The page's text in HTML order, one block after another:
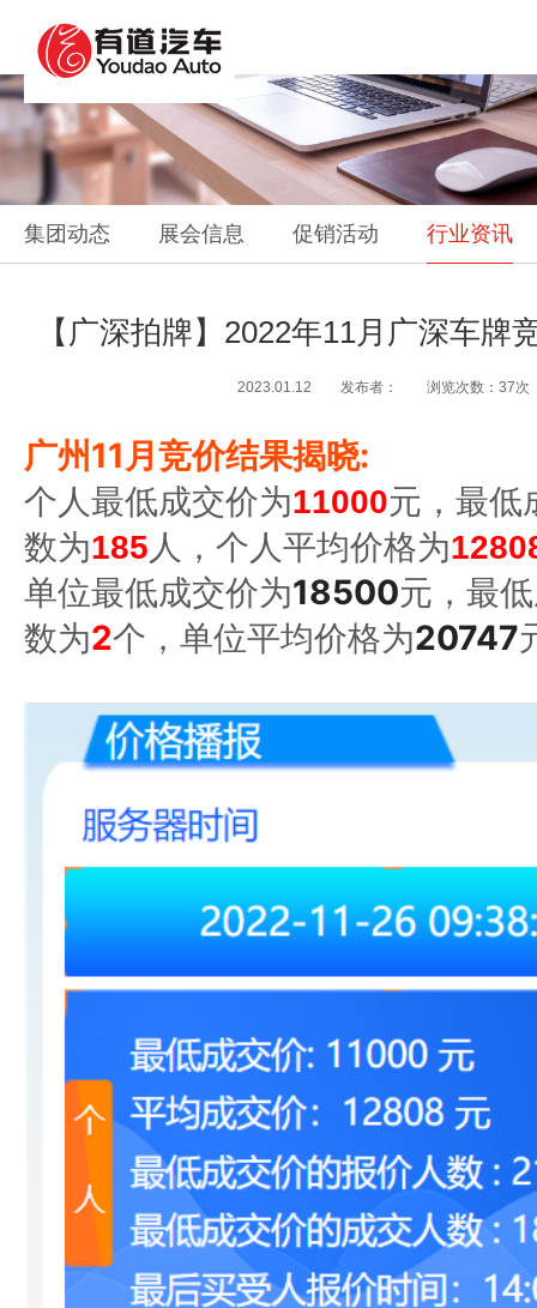
集团动态 展会信息 促销活动 行业资讯
【广深拍牌】2022年11月广深车牌
2023.01.12 发布者： 浏览次数：37次
广州11月竞价结果揭晓:
个人最低成交价为11000元，最低
数为185人，个人平均价格为
单位最低成交价为18500元，最
数为2个，单位平均价格为20747